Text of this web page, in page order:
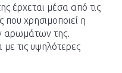
έρχεται μέσα από τις
χρησιμοποιεί η
αρωμάτων της.
τις υψηλότερες